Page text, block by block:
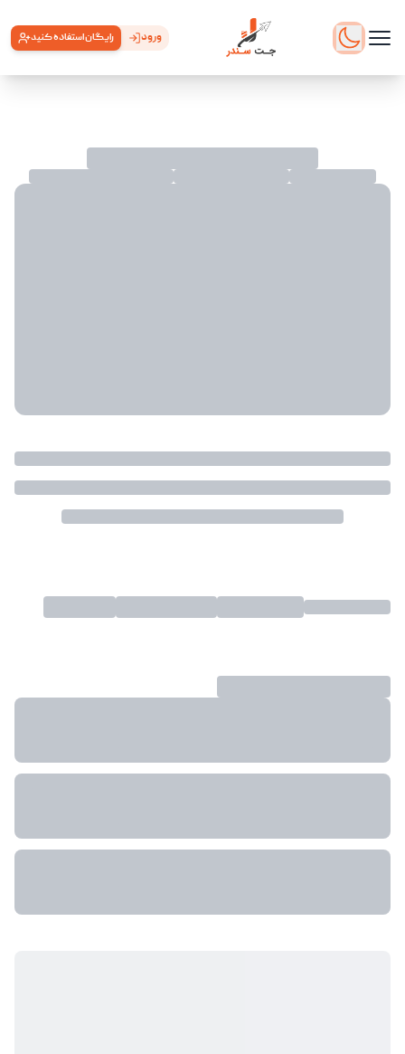
ورود رایگان استفاده کنید